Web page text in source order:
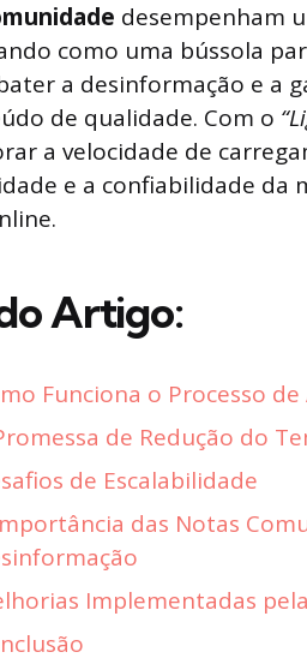
desempenham
como uma bússola
a desinformação e a
de qualidade. Com o
a velocidade de
e a confiabilidade
Artigo:
Funciona o Processo
de Redução do
de Escalabilidade
das Notas
Implementadas